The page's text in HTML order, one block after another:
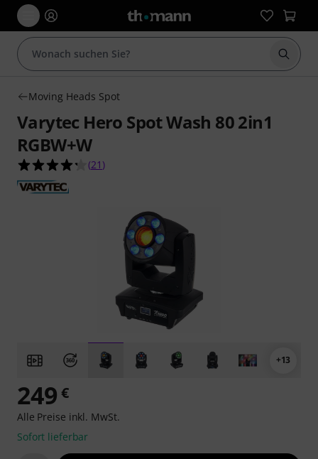
Suche
Moving Heads Spot
Varytec Hero Spot Wash 80 2in1
RGBW+W
4.2 von 5 Sternen aus 21 Kundenbewertungen
(21 )
+13
249 €
Alle Preise inkl. MwSt.
Sofort lieferbar